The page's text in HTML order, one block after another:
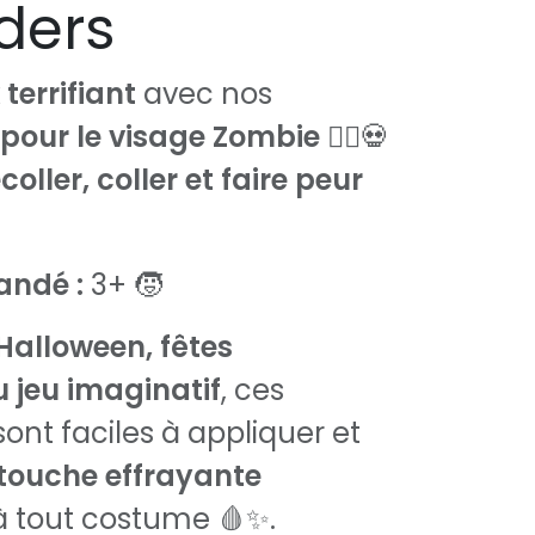
terrifiant avec nos
le visage Zombie 🧟‍♂️💀
coller et faire peur
: 3+ 🧒
fêtes
jeu imaginatif, ces
faciles à appliquer et
effrayante
tout costume 🩸✨.